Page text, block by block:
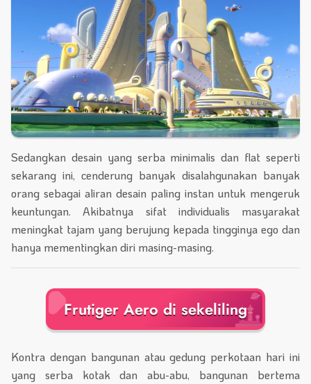
Sedangkan desain yang serba minimalis dan flat seperti
sekarang ini, cenderung banyak disalahgunakan banyak
orang sebagai aliran desain paling instan untuk mengeruk
keuntungan. Akibatnya sifat individualis masyarakat
meningkat tajam yang berujung kepada tingginya ego dan
hanya mementingkan diri masing-masing.
Frutiger Aero di sekeliling
Kontra dengan bangunan atau gedung perkotaan hari ini
yang serba kotak dan abu-abu, bangunan bertema